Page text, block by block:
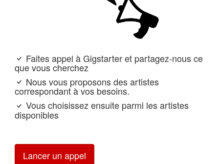
Faites appel à Gigstarter et partagez-nous ce
que vous cherchez
Nous vous proposons des artistes
correspondant à vos besoins.
Vous choisissez ensuite parmi les artistes
disponibles
Lancer un appel